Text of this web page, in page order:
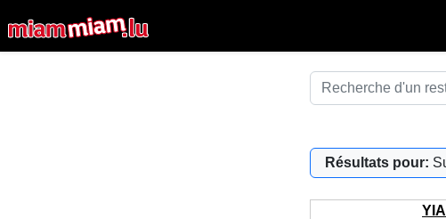
Résultats pour: